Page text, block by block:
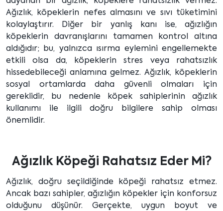
Ağızlık, köpeklerin nefes almasını ve sıvı tüketimini
kolaylaştırır. Diğer bir yanlış kanı ise, ağızlığın
köpeklerin davranışlarını tamamen kontrol altına
aldığıdır; bu, yalnızca ısırma eylemini engellemekte
etkili olsa da, köpeklerin stres veya rahatsızlık
hissedebileceği anlamına gelmez. Ağızlık, köpeklerin
sosyal ortamlarda daha güvenli olmaları için
gereklidir, bu nedenle köpek sahiplerinin ağızlık
kullanımı ile ilgili doğru bilgilere sahip olması
önemlidir.
Ağızlık Köpeği Rahatsız Eder Mi?
Ağızlık, doğru seçildiğinde köpeği rahatsız etmez.
Ancak bazı sahipler, ağızlığın köpekler için konforsuz
olduğunu düşünür. Gerçekte, uygun boyut ve